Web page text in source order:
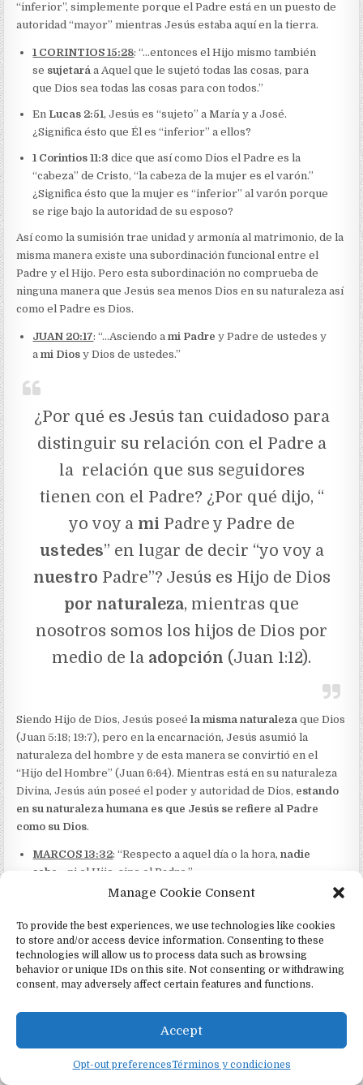
Manage Cookie Consent
To provide the best experiences, we use technologies like cookies
to store and/or access device information. Consenting to these
technologies will allow us to process data such as browsing
behavior or unique IDs on this site. Not consenting or withdrawing
consent, may adversely affect certain features and functions.
Accept
Opt-out preferencesTérminos y condiciones
“inferior”, simplemente porque el Padre está en un puesto de
autoridad “mayor” mientras Jesús estaba aquí en la tierra.
1 CORINTIOS 15:28: “…entonces el Hijo mismo también
se sujetará a Aquel que le sujetó todas las cosas, para
que Dios sea todas las cosas para con todos.”
EnLucas 2:51, Jesús es “sujeto” a María y a José.
¿Significa ésto que Él es “inferior” a ellos?
1 Corintios 11:3 dice que así como Dios el Padre es la
“cabeza” de Cristo, “la cabeza de la mujer es el varón.”
¿Significa ésto que la mujer es “inferior” al varón porque
se rige bajo la autoridad de su esposo?
Así como la sumisión trae unidad y armonía al matrimonio, de la
misma manera existe una subordinación funcional entre el
Padre y el Hijo. Pero esta subordinación no comprueba de
ninguna manera que Jesús sea menos Dios en su naturaleza así
como el Padre es Dios.
JUAN 20:17: “…Asciendo ami Padre y Padre de ustedes y
ami Dios y Dios de ustedes.”
¿Por qué es Jesús tan cuidadoso para
distinguir su relación con el Padre a
la relación que sus seguidores
tienen con el Padre? ¿Por qué dijo, “
yo voy a mi Padre y Padre de
ustedes” en lugar de decir “yo voy a
nuestro Padre”? Jesús es Hijo de Dios
por naturaleza, mientras que
nosotros somos los hijos de Dios por
medio de la adopción (Juan 1:12).
Siendo Hijo de Dios, Jesús poseéla misma naturalezaque Dios
(Juan 5:18; 19:7), pero en la encarnación, Jesús asumió la
naturaleza del hombre y de esta manera se convirtió en el
“Hijo del Hombre” (Juan 6:64). Mientras está en su naturaleza
Divina, Jesús aún poseé el poder y autoridad de Dios, estando
en su naturaleza humana es que Jesús se refiere al Padre
como su Dios.
MARCOS 13:32: “Respecto a aquel día o la hora,nadie
sabe
… ni el Hijo, sino el Padre.”
Desde la posición estratégica de su humanidad, Jesús no
Deidad, Jesús sabía “todas las cosas” (
Juan 16:30
JEHOVÁ DIOS JESUCRISTO
establecido de tu morada,
confiaba a ellos, porque
losconocía a todos